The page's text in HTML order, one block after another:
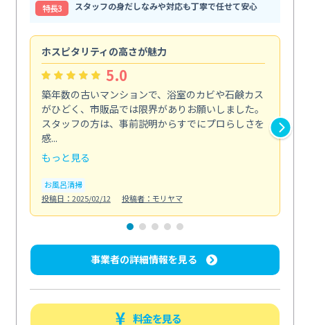
特⻑3
スタッフの身だしなみや対応も丁寧で任せて安心
ホスピタリティの高さが魅力
5.0
築年数の古いマンションで、浴室のカビや石鹸カス
がひどく、市販品では限界がありお願いしました。
スタッフの方は、事前説明からすでにプロらしさを
感...
もっと見る
お風呂清掃
投稿日：2025/02/12
投稿者：モリヤマ
事業者の詳細情報を見る
料金を見る